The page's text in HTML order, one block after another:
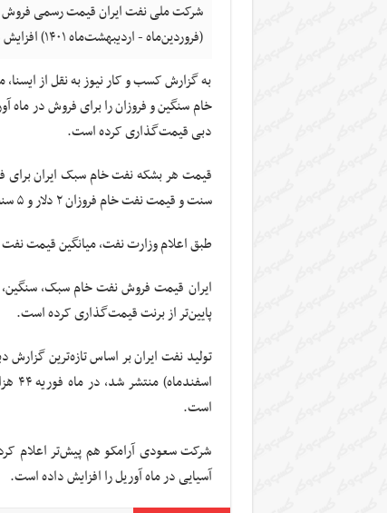
شرکت ملی نفت ایران قیمت رسمی فروش
(فروردین‌ماه - اردیبهشت‌ماه ۱۴۰۱) افزایش داد.
به گزارش کسب و کار نیوز به نقل از
دبی قیمت‌گذاری کرده است.
سنت و قیمت نفت خام فروزان ۲ دلار و ۵ سنت بیشتر از ماه مارس (اسفند – فروردین) است.
طبق اعلام وزارت نفت، میانگین قیمت
ایران قیمت فروش نفت خام سبک، سنگین،
پایین‌تر از برنت قیمت‌گذاری کرده است.
است.
شرکت سعودی آرامکو هم پیش‌تر اعلام
آسیایی در ماه آوریل را افزایش داده است.